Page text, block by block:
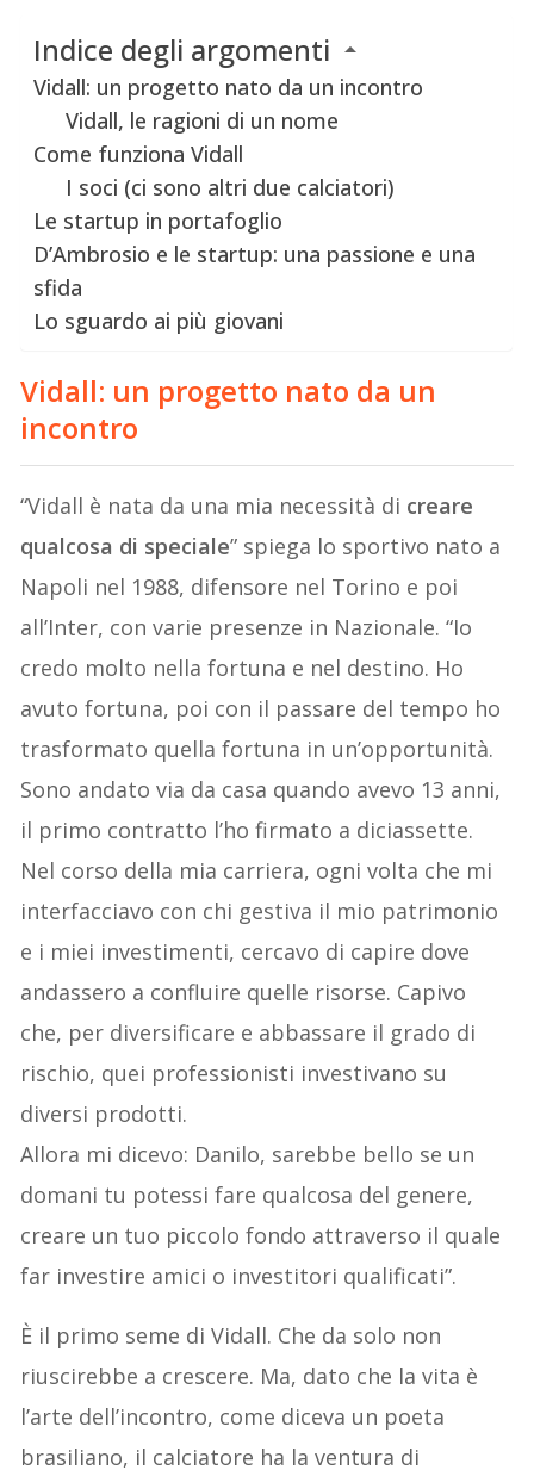
Indice degli argomenti
Vidall: un progetto nato da un incontro
Vidall, le ragioni di un nome
Come funziona Vidall
I soci (ci sono altri due calciatori)
Le startup in portafoglio
D’Ambrosio e le startup: una passione e una
sfida
Lo sguardo ai più giovani
Vidall: un progetto nato da un
incontro
“Vidall è nata da una mia necessità di creare
qualcosa di speciale” spiega lo sportivo nato a
Napoli nel 1988, difensore nel Torino e poi
all’Inter, con varie presenze in Nazionale. “Io
credo molto nella fortuna e nel destino. Ho
avuto fortuna, poi con il passare del tempo ho
trasformato quella fortuna in un’opportunità.
Sono andato via da casa quando avevo 13 anni,
il primo contratto l’ho firmato a diciassette.
Nel corso della mia carriera, ogni volta che mi
interfacciavo con chi gestiva il mio patrimonio
e i miei investimenti, cercavo di capire dove
andassero a confluire quelle risorse. Capivo
che, per diversificare e abbassare il grado di
rischio, quei professionisti investivano su
diversi prodotti.
Allora mi dicevo: Danilo, sarebbe bello se un
domani tu potessi fare qualcosa del genere,
creare un tuo piccolo fondo attraverso il quale
far investire amici o investitori qualificati”.
È il primo seme di Vidall. Che da solo non
riuscirebbe a crescere. Ma, dato che la vita è
l’arte dell’incontro, come diceva un poeta
brasiliano, il calciatore ha la ventura di